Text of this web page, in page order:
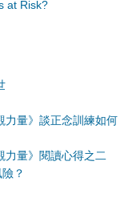
at Risk?
力量》談正念訓練如何
力量》閱讀心得之二
？